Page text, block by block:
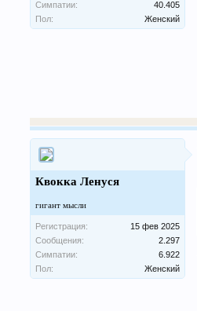
Симпатии:
40.405
Пол:
Женский
Квокка Ленуся
гигант мысли
Регистрация:
15 фев 2025
Сообщения:
2.297
Симпатии:
6.922
Пол:
Женский